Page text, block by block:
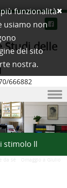
Studi delle
666882
stimolo II
da sé
Omaggio a Giulio
funzionalità
usiamo non
del sito
nostra.